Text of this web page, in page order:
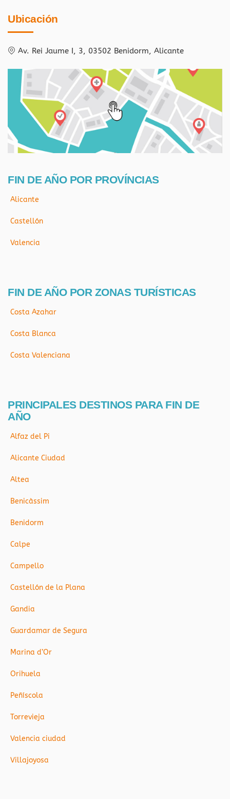
Ubicación
Av. Rei Jaume I, 3, 03502 Benidorm, Alicante
FIN DE AÑO POR PROVÍNCIAS
Alicante
Castellón
Valencia
FIN DE AÑO POR ZONAS TURÍSTICAS
Costa Azahar
Costa Blanca
Costa Valenciana
PRINCIPALES DESTINOS PARA FIN DE
AÑO
Alfaz del Pi
Alicante Ciudad
Altea
Benicàssim
Benidorm
Calpe
Campello
Castellón de la Plana
Gandia
Guardamar de Segura
Marina d’Or
Orihuela
Peñíscola
Torrevieja
Valencia ciudad
Villajoyosa